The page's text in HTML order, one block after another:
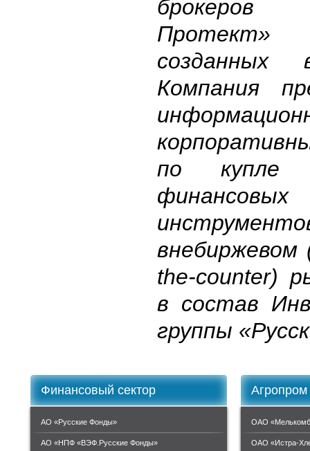
Протект»
Компания
по купле
финансовых
the-counter)
в состав
группы
Финансовый сектор
АО «Русские Фонды»
АО «НПФ «ВЭФ.Русские Фонды»
Агропром
ОАО
ОАО «Истра-